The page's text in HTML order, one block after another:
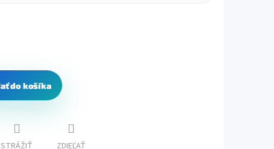
do košíka
STRÁŽIŤ ZDIEĽAŤ